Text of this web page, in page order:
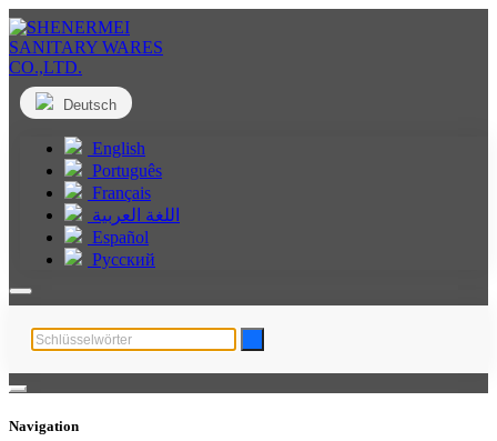
Deutsch
English
Português
Français
اللغة العربية
Español
Русский
Navigation